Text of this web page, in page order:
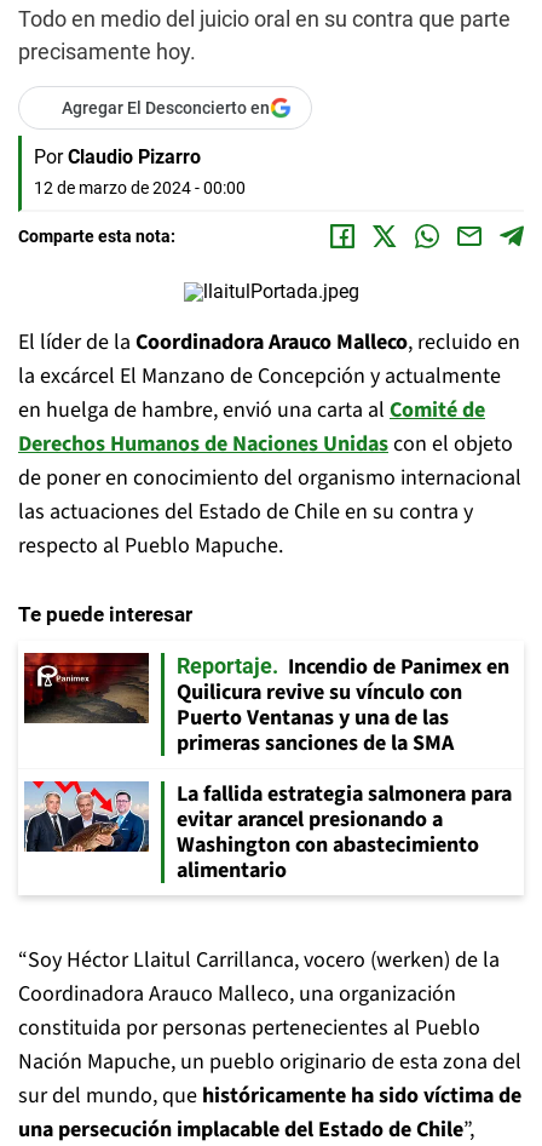
Todo en medio del juicio oral en su contra que parte
precisamente hoy.
Agregar El Desconcierto en
Por Claudio Pizarro
12 de marzo de 2024 - 00:00
Comparte esta nota:
El líder de la Coordinadora Arauco Malleco, recluido en
la excárcel El Manzano de Concepción y actualmente
en huelga de hambre, envió una carta al Comité de
Derechos Humanos de Naciones Unidascon el objeto
de poner en conocimiento del organismo internacional
las actuaciones del Estado de Chile en su contra y
respecto al Pueblo Mapuche.
Te puede interesar
Reportaje
Incendio de Panimex en
Quilicura revive su vínculo con
Puerto Ventanas y una de las
primeras sanciones de la SMA
La fallida estrategia salmonera para
evitar arancel presionando a
Washington con abastecimiento
alimentario
“Soy Héctor Llaitul Carrillanca, vocero (werken) de la
Coordinadora Arauco Malleco, una organización
constituida por personas pertenecientes al Pueblo
Nación Mapuche, un pueblo originario de esta zona del
sur del mundo, que históricamente ha sido víctima de
una persecución implacable del Estado de Chile”,